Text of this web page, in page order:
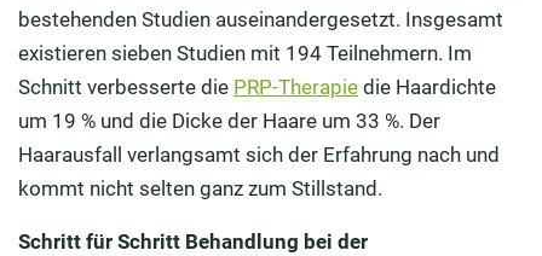
bestehenden Studien auseinandergesetzt. Insgesamt
existieren sieben Studien mit 194 Teilnehmern. Im
Schnitt verbesserte die PRP-Therapie die Haardichte
um 19 % und die Dicke der Haare um 33 %. Der
Haarausfall verlangsamt sich der Erfahrung nach und
kommt nicht selten ganz zum Stillstand.
Schritt für Schritt Behandlung bei der